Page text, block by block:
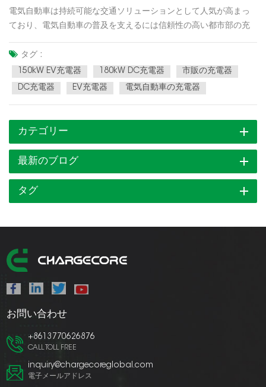
電気自動車は持続可能な交通ソリューションとして人気が高まっ
ており、電気自動車の普及を支えるには信頼性の高い都市部の充
Network を使用すると、電気自動車の充電が簡単かつ便利になり
ます。航続距離の不安に別れを告げ、手間のかからない充電を楽
しみましょう...
タグ :
150kW EV充電器
180kW DC充電器
市販の充電器
DC充電器
EV充電器 電気自動車の充電器
カテゴリー
最新のブログ
タグ
お問い合わせ
+8613770626876
CALL TOLL FREE
inquiry@chargecoreglobal.com
電子メールアドレス